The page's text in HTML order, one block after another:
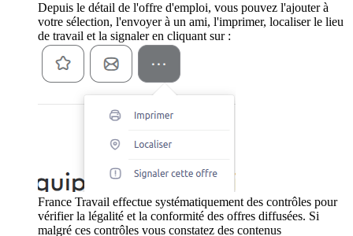
Depuis le détail de l'offre d'emploi, vous pouvez l'ajouter à
votre sélection, l'envoyer à un ami, l'imprimer, localiser le lieu
de travail et la signaler en cliquant sur :
France Travail effectue systématiquement des contrôles pour
vérifier la légalité et la conformité des offres diffusées. Si
malgré ces contrôles vous constatez des contenus